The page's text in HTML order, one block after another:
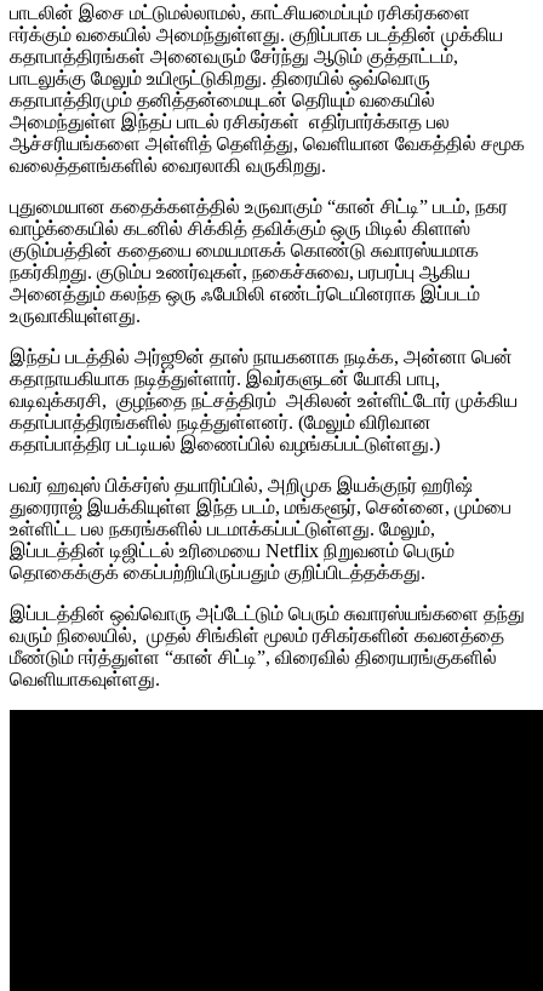
பாடலின் இசை மட்டுமல்லாமல், காட்சியமைப்பும் ரசிகர்களை
ஈர்க்கும் வகையில் அமைந்துள்ளது. குறிப்பாக படத்தின் முக்கிய
கதாபாத்திரங்கள் அனைவரும் சேர்ந்து ஆடும் குத்தாட்டம்,
பாடலுக்கு மேலும் உயிரூட்டுகிறது. திரையில் ஒவ்வொரு
கதாபாத்திரமும் தனித்தன்மையுடன் தெரியும் வகையில்
அமைந்துள்ள இந்தப் பாடல் ரசிகர்கள் எதிர்பார்க்காத பல
ஆச்சரியங்களை அள்ளித் தெளித்து, வெளியான வேகத்தில் சமூக
வலைத்தளங்களில் வைரலாகி வருகிறது.
புதுமையான கதைக்களத்தில் உருவாகும் “கான் சிட்டி” படம், நகர
வாழ்க்கையில் கடனில் சிக்கித் தவிக்கும் ஒரு மிடில் கிளாஸ்
குடும்பத்தின் கதையை மையமாகக் கொண்டு சுவாரஸ்யமாக
நகர்கிறது. குடும்ப உணர்வுகள், நகைச்சுவை, பரபரப்பு ஆகிய
அனைத்தும் கலந்த ஒரு ஃபேமிலி எண்டர்டெயினராக இப்படம்
உருவாகியுள்ளது.
இந்தப் படத்தில் அர்ஜூன் தாஸ் நாயகனாக நடிக்க, அன்னா பென்
கதாநாயகியாக நடித்துள்ளார். இவர்களுடன் யோகி பாபு,
வடிவுக்கரசி, குழந்தை நட்சத்திரம் அகிலன் உள்ளிட்டோர் முக்கிய
கதாப்பாத்திரங்களில் நடித்துள்ளனர். (மேலும் விரிவான
கதாப்பாத்திர பட்டியல் இணைப்பில் வழங்கப்பட்டுள்ளது.)
பவர் ஹவுஸ் பிக்சர்ஸ் தயாரிப்பில், அறிமுக இயக்குநர் ஹரிஷ்
துரைராஜ் இயக்கியுள்ள இந்த படம், மங்களூர், சென்னை, மும்பை
உள்ளிட்ட பல நகரங்களில் படமாக்கப்பட்டுள்ளது. மேலும்,
இப்படத்தின் டிஜிட்டல் உரிமையை Netflix நிறுவனம் பெரும்
தொகைக்குக் கைப்பற்றியிருப்பதும் குறிப்பிடத்தக்கது.
இப்படத்தின் ஒவ்வொரு அப்டேட்டும் பெரும் சுவாரஸ்யங்களை தந்து
வரும் நிலையில், முதல் சிங்கிள் மூலம் ரசிகர்களின் கவனத்தை
மீண்டும் ஈர்த்துள்ள “கான் சிட்டி”, விரைவில் திரையரங்குகளில்
வெளியாகவுள்ளது.